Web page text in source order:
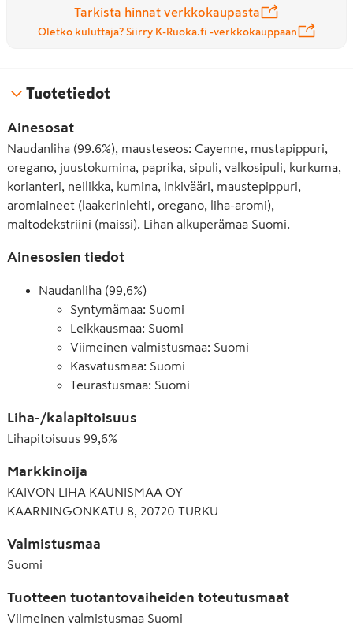
Tarkista hinnat verkkokaupasta
Oletko kuluttaja? Siirry K-Ruoka.fi -verkkokauppaan
Tuotetiedot
Ainesosat
Naudanliha (99.6%), mausteseos: Cayenne, mustapippuri,
oregano, juustokumina, paprika, sipuli, valkosipuli, kurkuma,
korianteri, neilikka, kumina, inkivääri, maustepippuri,
aromiaineet (laakerinlehti, oregano, liha-aromi),
maltodekstriini (maissi). Lihan alkuperämaa Suomi.
Ainesosien tiedot
Naudanliha (99,6%)
Syntymämaa: Suomi
Leikkausmaa: Suomi
Viimeinen valmistusmaa: Suomi
Kasvatusmaa: Suomi
Teurastusmaa: Suomi
Liha-/kalapitoisuus
Lihapitoisuus 99,6%
Markkinoija
KAIVON LIHA KAUNISMAA OY
KAARNINGONKATU 8, 20720 TURKU
Valmistusmaa
Suomi
Tuotteen tuotantovaiheiden toteutusmaat
Viimeinen valmistusmaa Suomi